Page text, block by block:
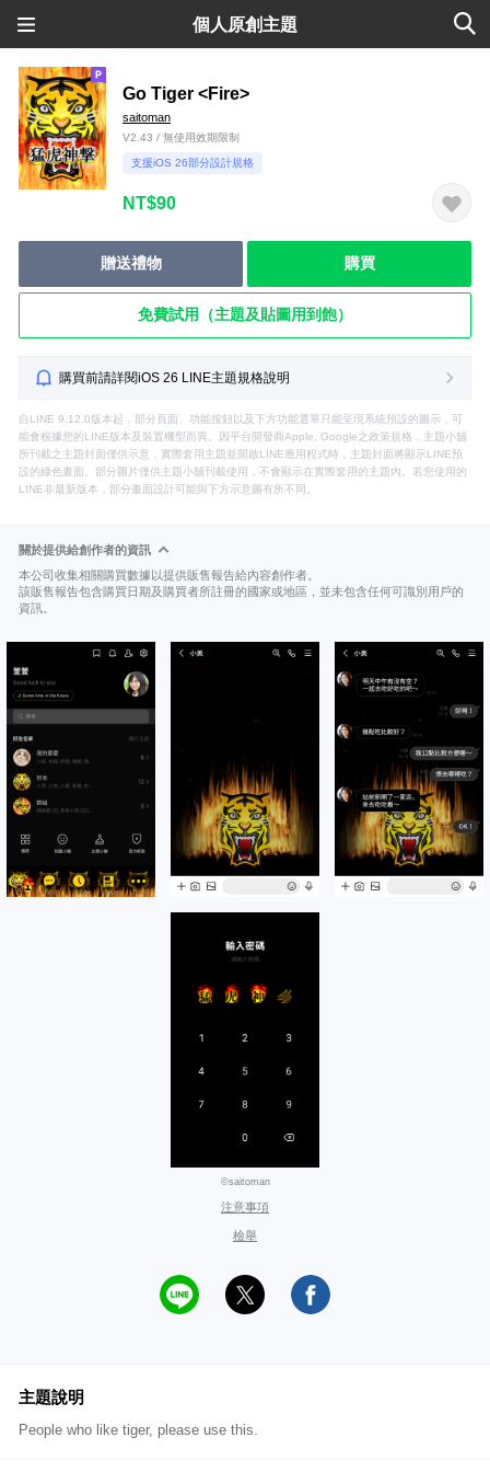
個人原創主題
Go Tiger <Fire>
saitoman
V2.43 / 無使用效期限制
支援iOS 26部分設計規格
NT$90
贈送禮物 購買
免費試用（主題及貼圖用到飽）
購買前請詳閱iOS 26 LINE主題規格說明
自LINE 9.12.0版本起，部分頁面、功能按鈕以及下方功能選單只能呈現系統預設的圖示，可
能會根據您的LINE版本及裝置機型而異。因平台開發商Apple, Google之政策規格，主題小舖
所刊載之主題封面僅供示意，實際套用主題並開啟LINE應用程式時，主題封面將顯示LINE預
設的綠色畫面。部分圖片僅供主題小舖刊載使用，不會顯示在實際套用的主題內。若您使用的
LINE非最新版本，部分畫面設計可能與下方示意圖有所不同。
關於提供給創作者的資訊
本公司收集相關購買數據以提供販售報告給內容創作者。
該販售報告包含購買日期及購買者所註冊的國家或地區，並未包含任何可識別用戶的
資訊。
©saitoman
注意事項
檢舉
主題說明
People who like tiger, please use this.